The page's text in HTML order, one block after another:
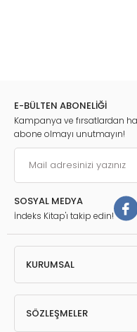
E-BÜLTEN ABONELİĞİ
Kampanya ve fırsatlardan
abone olmayı unutmayın!
SOSYAL MEDYA
İndeks Kitap'ı takip edin!
KURUMSAL
SÖZLEŞMELER